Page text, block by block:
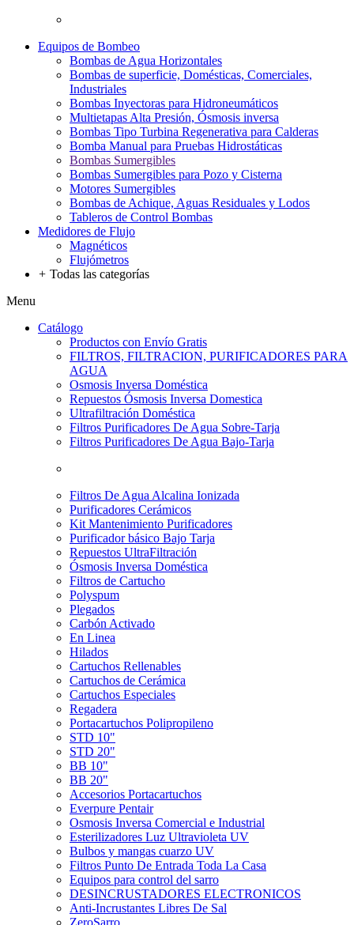
Equipos de Bombeo
Bombas de Agua Horizontales
Bombas de superficie, Domésticas, Comerciales,
Industriales
Bombas Inyectoras para Hidroneumáticos
Multietapas Alta Presión, Ósmosis inversa
Bombas Tipo Turbina Regenerativa para Calderas
Bomba Manual para Pruebas Hidrostáticas
Bombas Sumergibles
Bombas Sumergibles para Pozo y Cisterna
Motores Sumergibles
Bombas de Achique, Aguas Residuales y Lodos
Tableros de Control Bombas
Medidores de Flujo
Magnéticos
Flujómetros
+ Todas las categorías
Menu
Catálogo
Productos con Envío Gratis
FILTROS, FILTRACION, PURIFICADORES PARA
AGUA
Osmosis Inversa Doméstica
Repuestos Ósmosis Inversa Domestica
Ultrafiltración Doméstica
Filtros Purificadores De Agua Sobre-Tarja
Filtros Purificadores De Agua Bajo-Tarja
Filtros De Agua Alcalina Ionizada
Purificadores Cerámicos
Kit Mantenimiento Purificadores
Purificador básico Bajo Tarja
Repuestos UltraFiltración
Ósmosis Inversa Doméstica
Filtros de Cartucho
Polyspum
Plegados
Carbón Activado
En Linea
Hilados
Cartuchos Rellenables
Cartuchos de Cerámica
Cartuchos Especiales
Regadera
Portacartuchos Polipropileno
STD 10"
STD 20"
BB 10"
BB 20"
Accesorios Portacartuchos
Everpure Pentair
Osmosis Inversa Comercial e Industrial
Esterilizadores Luz Ultravioleta UV
Bulbos y mangas cuarzo UV
Filtros Punto De Entrada Toda La Casa
Equipos para control del sarro
DESINCRUSTADORES ELECTRONICOS
Anti-Incrustantes Libres De Sal
ZeroSarro